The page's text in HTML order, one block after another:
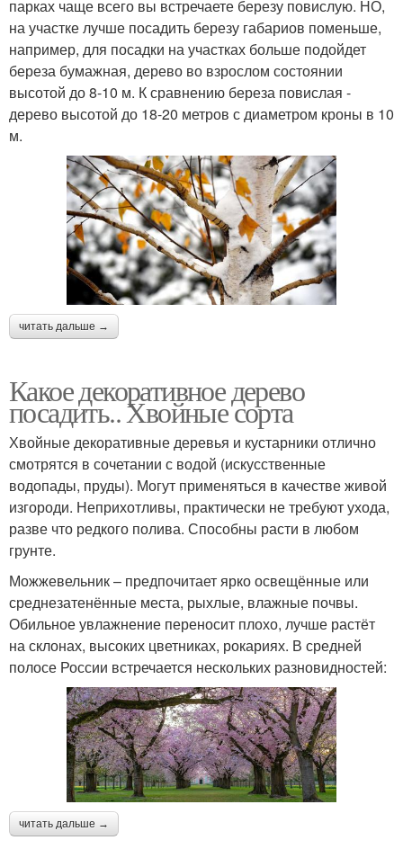
парках чаще всего вы встречаете березу повислую. НО,
на участке лучше посадить березу габариов поменьше,
например, для посадки на участках больше подойдет
береза бумажная, дерево во взрослом состоянии
высотой до 8-10 м. К сравнению береза повислая -
дерево высотой до 18-20 метров с диаметром кроны в 10
м.
читать дальше →
Какое декоративное дерево
посадить.. Хвойные сорта
Хвойные декоративные деревья и кустарники отлично
смотрятся в сочетании с водой (искусственные
водопады, пруды). Могут применяться в качестве живой
изгороди. Неприхотливы, практически не требуют ухода,
разве что редкого полива. Способны расти в любом
грунте.
Можжевельник – предпочитает ярко освещённые или
среднезатенённые места, рыхлые, влажные почвы.
Обильное увлажнение переносит плохо, лучше растёт
на склонах, высоких цветниках, рокариях. В средней
полосе России встречается нескольких разновидностей:
читать дальше →